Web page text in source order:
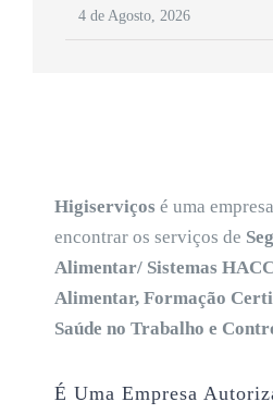
4 de Agosto, 2026
Higiserviços é uma
encontrar os serviços de
Alimentar/ Sistemas
Alimentar, Formação
Saúde no Trabalho e
É Uma Empresa